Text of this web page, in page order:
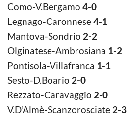
Como-V.Bergamo 4-0
Legnago-Caronnese4-1
Mantova-Sondrio 2-2
Olginatese-Ambrosiana 1-2
Pontisola-Villafranca 1-1
Sesto-D.Boario 2-0
Rezzato-Caravaggio 2-0
V.D’Almè-Scanzorosciate 2-3